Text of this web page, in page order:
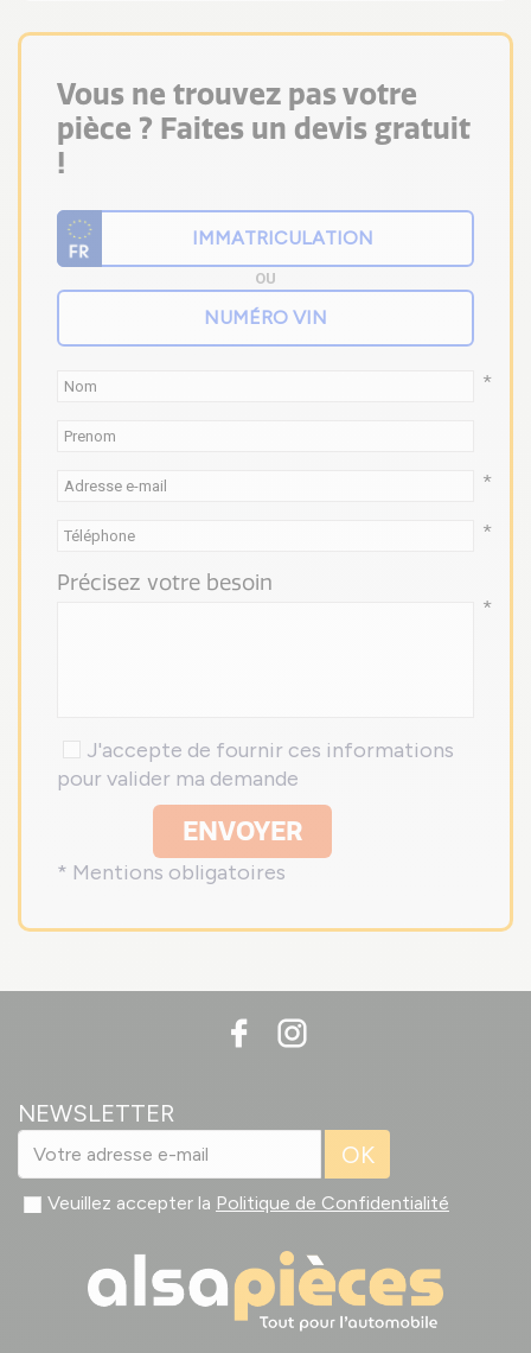
Vous ne trouvez pas votre
pièce ? Faites un devis gratuit
!
OU
*
*
*
Précisez votre besoin
*
J'accepte de fournir ces informations
pour valider ma demande
ENVOYER
* Mentions obligatoires
NEWSLETTER
OK
Veuillez accepter la Politique de Confidentialité